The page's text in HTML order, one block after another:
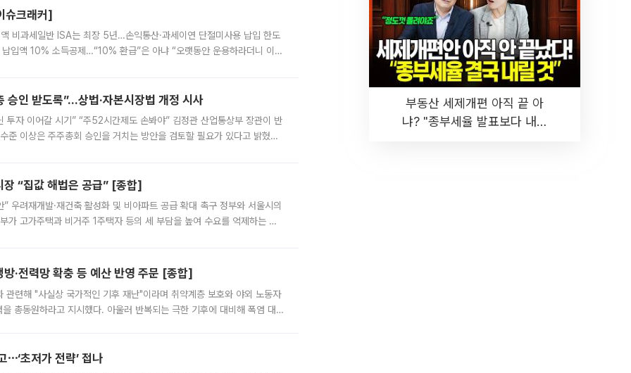
슈크래커]
비과세일반 ISA는 최장 5년…손익통산·과세이연 단절미사용 납입 한도
입액 10% 소득공제…“10% 환급”은 아냐 “오랫동안 운용하라더니 이제
승인 받도록”…상법·자본시장법 개정 시사
투자 이어갈 시기” “주52시간제도 손봐야” 김정관 산업통상부 장관이 반
준 이상은 주주총회 승인을 거치는 방안을 검토할 필요가 있다고 밝혔다.
“집값 해법은 공급” [종합]
우려재개발·재건축 활성화 및 비아파트 공급 확대 촉구 정부와 서울시의
가 고가주택과 비거주 1주택자 등의 세 부담을 높여 수요를 억제하는 카
·전력망 확충 등 예산 반영 주문 [종합]
련해 "사실상 국가적인 기후 재난"이라며 취약계층 보호와 야외 노동자
총동원하라고 지시했다. 아울러 반복되는 극한 기후에 대비해 폭염 대응
⋯‘초저가 전략’ 접나
부동산 세제개편 아직 끝 아
냐? "종부세율 발표보다 내릴